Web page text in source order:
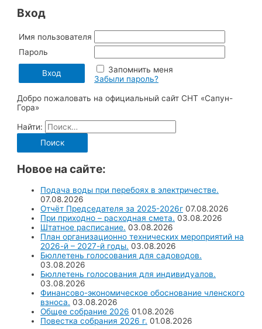
Вход
Имя пользователя
Пароль
Запомнить меня
Забыли пароль?
Добро пожаловать на официальный сайт СНТ «Сапун-
Гора»
Найти:
Новое на сайте:
Подача воды при перебоях в электричестве.
07.08.2026
Отчёт Председателя за 2025-2026г 07.08.2026
При приходно – расходная смета. 03.08.2026
Штатное расписание. 03.08.2026
План организационно технических мероприятий на
2026-й – 2027-й годы. 03.08.2026
Бюллетень голосования для садоводов.
03.08.2026
Бюллетень голосования для индивидуалов.
03.08.2026
Финансово-экономическое обоснование членского
взноса. 03.08.2026
Общее собрание 2026 01.08.2026
Повестка собрания 2026 г. 01.08.2026